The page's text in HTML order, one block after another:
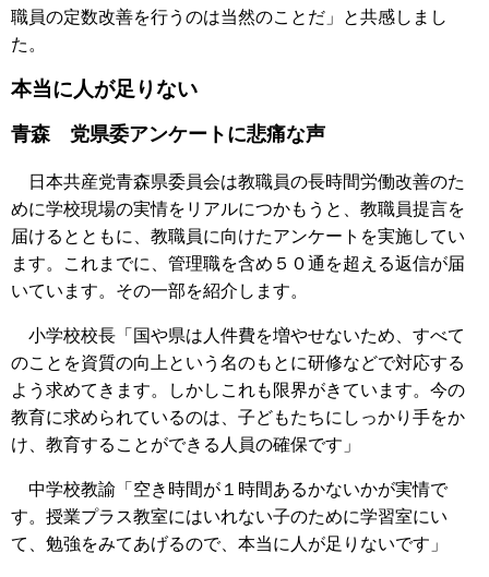
職員の定数改善を行うのは当然のことだ」と共感しまし
た。
本当に人が足りない
青森 党県委アンケートに悲痛な声
日本共産党青森県委員会は教職員の長時間労働改善のた
めに学校現場の実情をリアルにつかもうと、教職員提言を
届けるとともに、教職員に向けたアンケートを実施してい
ます。これまでに、管理職を含め５０通を超える返信が届
いています。その一部を紹介します。
小学校校長「国や県は人件費を増やせないため、すべて
のことを資質の向上という名のもとに研修などで対応する
よう求めてきます。しかしこれも限界がきています。今の
教育に求められているのは、子どもたちにしっかり手をか
け、教育することができる人員の確保です」
中学校教諭「空き時間が１時間あるかないかが実情で
す。授業プラス教室にはいれない子のために学習室にい
て、勉強をみてあげるので、本当に人が足りないです」